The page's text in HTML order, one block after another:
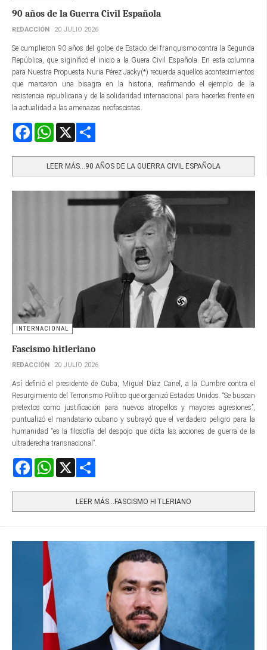
90 años de la Guerra Civil Española
REDACCIÓN 20 JULIO 2026
Se cumplieron 90 años del golpe de Estado del franquismo contra la Segunda
República, que siginificó el inicio a la Guera Civil Española. En esta columna
para Nuestra Propuesta Nuria Pérez Jacky(*) recuerda aquellos acontecimientos
que marcaron una bisagra en la historia, reafirmando el ejemplo de la
resistencia republicana y de la solidaridad internacional para hacerles frente en
la actualidad a las amenazas neofascistas.
FacebookWhatsApp
LEER MÁS…90 AÑOS DE LA GUERRA CIVIL ESPAÑOLA
INTERNACIONAL
Fascismo hitleriano
REDACCIÓN 20 JULIO 2026
Así definió el presidente de Cuba, Miguel Díaz Canel, a la Cumbre contra el
Resurgimiento del Terrorismo Político que organizó Estados Unidos. “Se buscan
pretextos como justificación para nuevos atropellos y mayores agresiones”,
puntualizó el mandatario cubano y subrayó que el verdadero peligro para la
humanidad “es la filosofía del despojo que dicta las acciones de guerra de la
ultraderecha transnacional”.
FacebookWhatsApp
LEER MÁS…FASCISMO HITLERIANO